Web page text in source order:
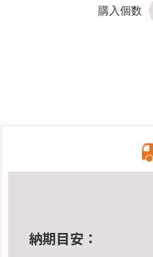
購入個数
納期目安：